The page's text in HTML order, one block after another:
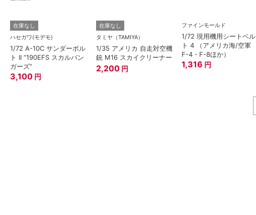
在庫なし
ハセガワ(モデモ)
1/72 A-10C サンダーボル
ト II “190EFS スカルバン
ガーズ”
3,100 円
在庫なし
タミヤ（TAMIYA）
1/35 アメリカ 自走対空機
銃 M16 スカイクリーナー
2,200 円
ファインモールド
1/72 現用機用シートベル
ト 4 （アメリカ海/空軍
F-4・F-8ほか）
1,316 円